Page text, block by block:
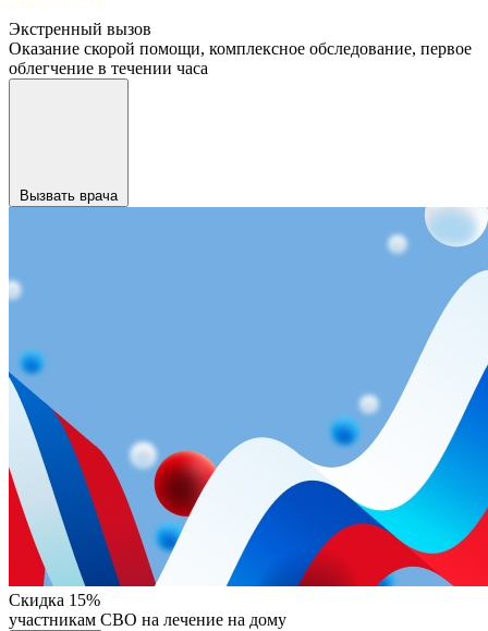
Экстренный вызов
Оказание скорой помощи, комплексное обследование, первое
облегчение в течении часа
Вызвать врача
Cкидка 15%
участникам СВО на лечение на дому